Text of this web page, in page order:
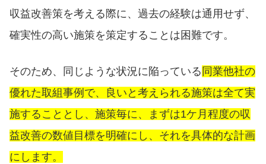
収益改善策を考える際に、過去の経験は通用せず、
確実性の高い施策を策定することは困難です。
そのため、同じような状況に陥っている 同業他社の
優れた取組事例で、良いと考えられる施策は全て実
施することとし、施策毎に、まずは1ケ月程度の収
益改善の数値目標を明確にし、それを具体的な計画
にします。